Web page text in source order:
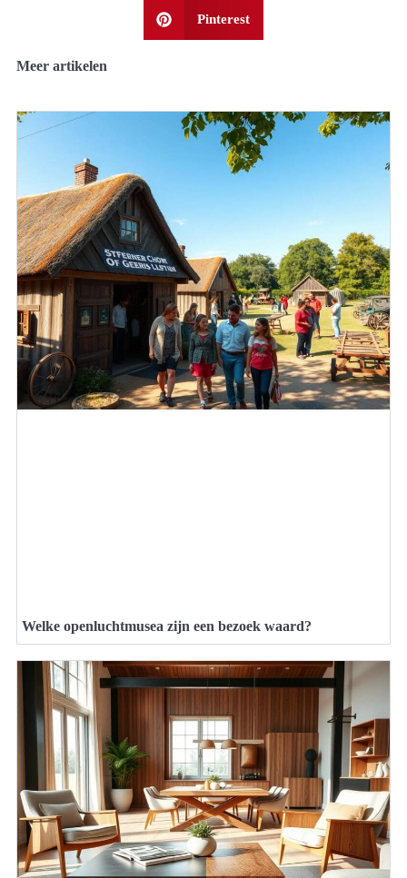
Pinterest
Meer artikelen
Welke openluchtmusea zijn een bezoek waard?